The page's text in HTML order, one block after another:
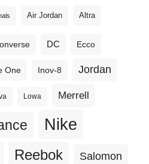
Air Jordan Altra
DC Ecco
One Inov-8 Jordan
Lowa Merrell
Nike
Reebok Salomon